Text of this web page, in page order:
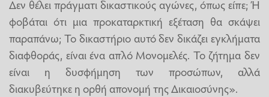
Δεν θέλει πράγματι δικαστικούς αγώνες, όπως είπε; Ή
φοβάται ότι μια προκαταρκτική εξέταση θα σκάψει
παραπάνω; Το δικαστήριο αυτό δεν δικάζει εγκλήματα
διαφθοράς, είναι ένα απλό Μονομελές. Το ζήτημα δεν
είναι η δυσφήμηση των προσώπων, αλλά
διακυβεύτηκε η ορθή απονομή της Δικαιοσύνης».